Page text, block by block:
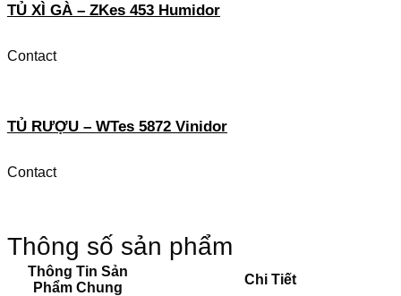
TỦ XÌ GÀ – ZKes 453 Humidor
Contact
TỦ RƯỢU – WTes 5872 Vinidor
Contact
Thông số sản phẩm
Thông Tin Sản
Phẩm Chung
Chi Tiết